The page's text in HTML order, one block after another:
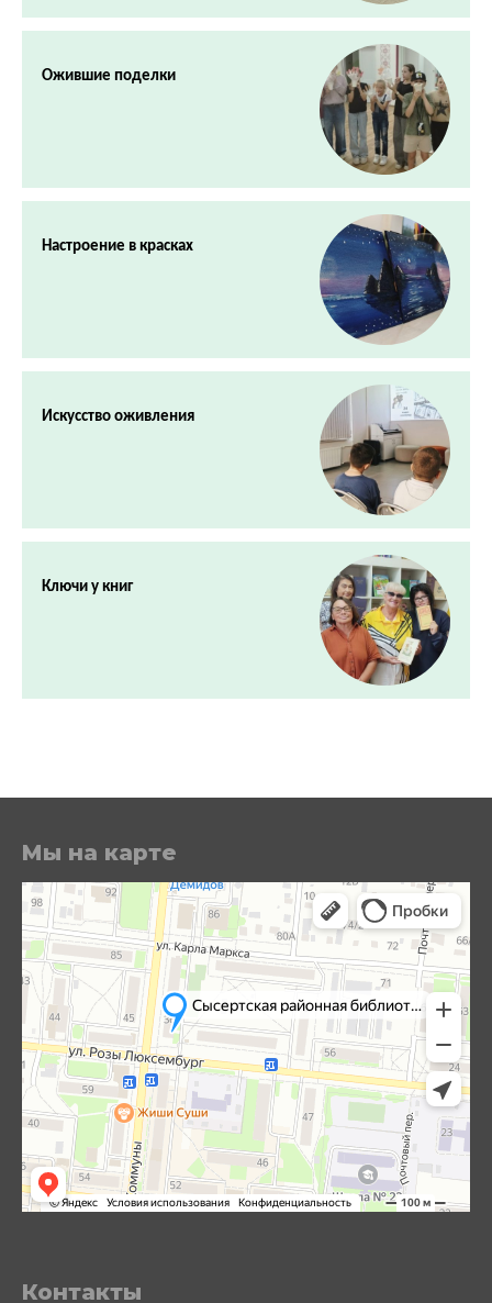
Ожившие поделки
Настроение в красках
Искусство оживления
Ключи у книг
Мы на карте
Контакты